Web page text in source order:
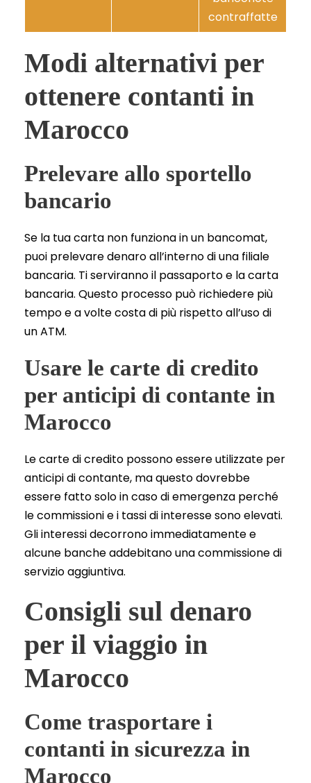
contraffatte
Modi alternativi per
ottenere contanti in
Marocco
Prelevare allo sportello
bancario
Se la tua carta non funziona in un bancomat,
puoi prelevare denaro all’interno di una filiale
bancaria. Ti serviranno il passaporto e la carta
bancaria. Questo processo può richiedere più
tempo e a volte costa di più rispetto all’uso di
un ATM.
Usare le carte di credito
per anticipi di contante in
Marocco
Le carte di credito possono essere utilizzate per
anticipi di contante, ma questo dovrebbe
essere fatto solo in caso di emergenza perché
le commissioni e i tassi di interesse sono elevati.
Gli interessi decorrono immediatamente e
alcune banche addebitano una commissione di
servizio aggiuntiva.
Consigli sul denaro
per il viaggio in
Marocco
Come trasportare i
contanti in sicurezza in
Marocco